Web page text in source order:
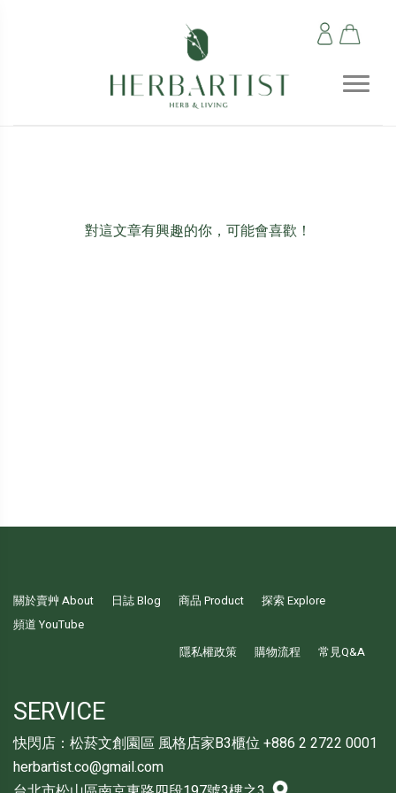
對這文章有興趣的你，可能會喜歡！
關於賣艸 About 日誌 Blog 商品 Product
探索 Explore
頻道 YouTube
常見Q&A
購物流程
隱私權政策
SERVICE
快閃店：松菸文創園區 風格店家B3櫃位 +886 2 2722 0001
herbartist.co@gmail.com